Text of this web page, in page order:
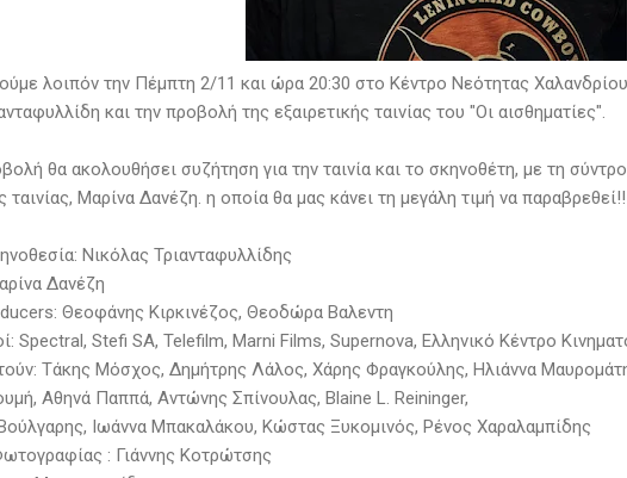
λοιπόν την Πέμπτη 2/11 και ώρα 20:30 στο Κέντρο Νεότητας
και την προβολή της εξαιρετικής ταινίας του "Οι αισθηματίες".
θα ακολουθήσει συζήτηση για την ταινία και το σκηνοθέτη, με τη
Μαρίνα Δανέζη. η οποία θα μας κάνει τη μεγάλη τιμή να παραβρεθεί!!
Νικόλας Τριανταφυλλίδης
Δανέζη
Θεοφάνης Κιρκινέζος, Θεοδώρα Βαλεντη
Spectral, Stefi SA, Telefilm, Marni Films, Supernova, Ελληνικό Κέντρο
Τάκης Μόσχος, Δημήτρης Λάλος, Χάρης Φραγκούλης, Ηλιάννα
Αθηνά Παππά, Αντώνης Σπίνουλας, Blaine L. Reininger,
Ιωάννα Μπακαλάκου, Κώστας Ξυκομινός, Ρένος Χαραλαμπίδης
: Γιάννης Κοτρώτσης